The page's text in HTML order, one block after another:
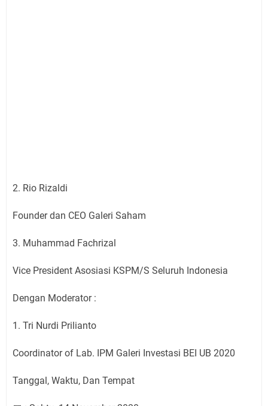
2. Rio Rizaldi
Founder dan CEO Galeri Saham
3. Muhammad Fachrizal
Vice President Asosiasi KSPM/S Seluruh Indonesia
Dengan Moderator :
1. Tri Nurdi Prilianto
Coordinator of Lab. IPM Galeri Investasi BEI UB 2020
Tanggal, Waktu, Dan Tempat